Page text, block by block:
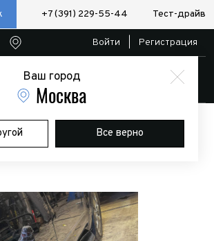
+7 (391) 229-55-44 Тест-драйв
Ваш город
Москва
Все верно
Войти Регистрация
Дополнительное оборудование
Силовые
Пороги силовые STC Toyota Land Cruiser